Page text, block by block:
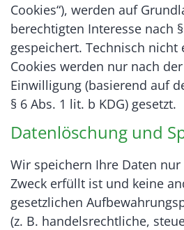
Cookies“), werden auf
berechtigten Interesse nach
gespeichert. Technisch
Cookies werden nur nach
Einwilligung (basierend auf
§ 6 Abs. 1 lit. b KDG) gesetzt.
Datenlöschung und
Wir speichern Ihre Daten
Zweck erfüllt ist und keine
gesetzlichen
(z. B. handelsrechtliche,